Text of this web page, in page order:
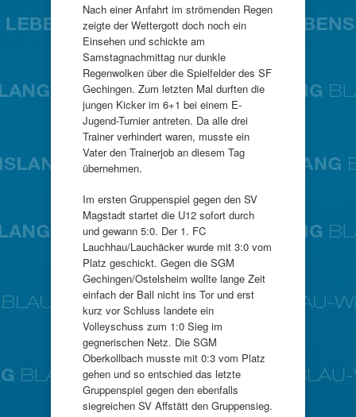
Nach einer Anfahrt im strömenden Regen
zeigte der Wettergott doch noch ein
Einsehen und schickte am
Samstagnachmittag nur dunkle
Regenwolken über die Spielfelder des SF
Gechingen. Zum letzten Mal durften die
jungen Kicker im 6+1 bei einem E-
Jugend-Turnier antreten. Da alle drei
Trainer verhindert waren, musste ein
Vater den Trainerjob an diesem Tag
übernehmen.
Im ersten Gruppenspiel gegen den SV
Magstadt startet die U12 sofort durch
und gewann 5:0. Der 1. FC
Lauchhau/Lauchäcker wurde mit 3:0 vom
Platz geschickt. Gegen die SGM
Gechingen/Ostelsheim wollte lange Zeit
einfach der Ball nicht ins Tor und erst
kurz vor Schluss landete ein
Volleyschuss zum 1:0 Sieg im
gegnerischen Netz. Die SGM
Oberkollbach musste mit 0:3 vom Platz
gehen und so entschied das letzte
Gruppenspiel gegen den ebenfalls
siegreichen SV Affstätt den Gruppensieg.